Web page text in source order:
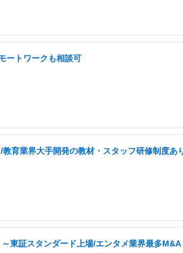
ートワークも相談可
育業界大手開発の教材・スタッフ研修制度あ
東証スタンダード上場/エンタメ業界最多M&A